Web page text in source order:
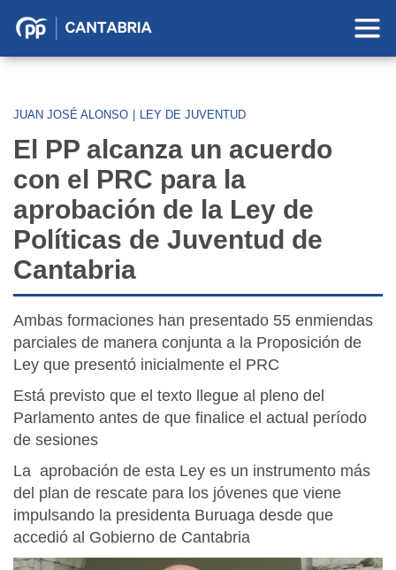
Partido
Cantabria
JUAN JOSÉ ALONSO LEY DE JUVENTUD
El PP alcanza un acuerdo
con el PRC para la
aprobación de la Ley de
Políticas de Juventud de
Cantabria
Ambas formaciones han presentado 55 enmiendas
parciales de manera conjunta a la Proposición de
Ley que presentó inicialmente el PRC
Está previsto que el texto llegue al pleno del
Parlamento antes de que finalice el actual período
de sesiones
La aprobación de esta Ley es un instrumento más
del plan de rescate para los jóvenes que viene
impulsando la presidenta Buruaga desde que
accedió al Gobierno de Cantabria